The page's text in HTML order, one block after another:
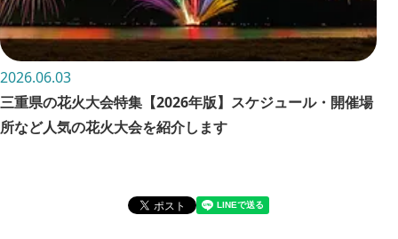
2026.06.03
三重県の花火大会特集【2026年版】スケジュール・開催場
所など人気の花火大会を紹介します